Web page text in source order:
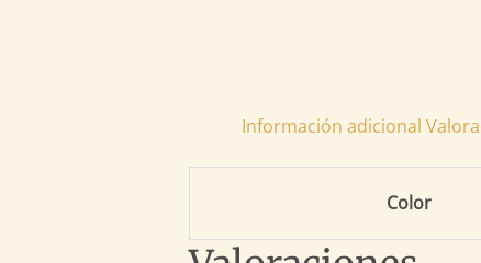
Información adicional
Color